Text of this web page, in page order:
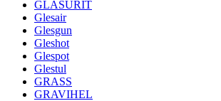
GLASURIT
Glesair
Glesgun
Gleshot
Glespot
Glestul
GRASS
GRAVIHEL